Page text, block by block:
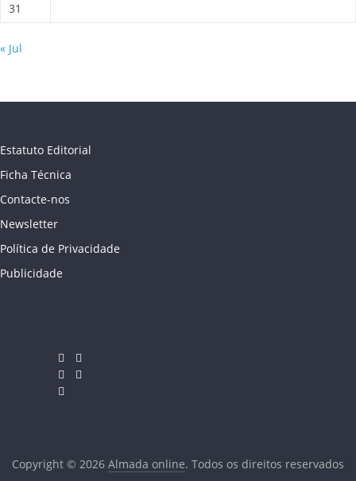
31
« Jul
Estatuto Editorial
Ficha Técnica
Contacte-nos
Newsletter
Política de Privacidade
Publicidade
Copyright © 2026 Almada online. Todos os direitos reservados